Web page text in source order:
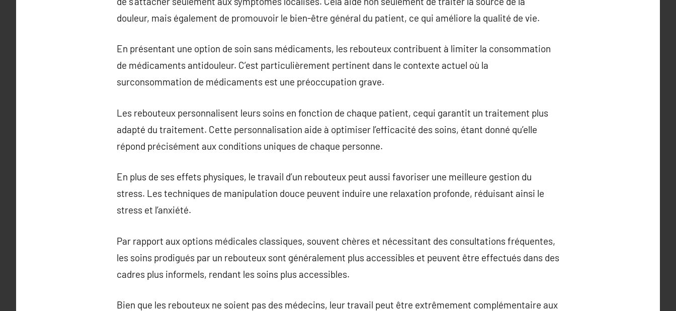
douleur, mais également de promouvoir le bien-être général du patient, ce qui améliore la qualité de vie.
En présentant une option de soin sans médicaments, les rebouteux contribuent à limiter la consommation
de médicaments antidouleur. C’est particulièrement pertinent dans le contexte actuel où la
surconsommation de médicaments est une préoccupation grave.
Les rebouteux personnalisent leurs soins en fonction de chaque patient, cequi garantit un traitement plus
adapté du traitement. Cette personnalisation aide à optimiser l’efficacité des soins, étant donné qu’elle
répond précisément aux conditions uniques de chaque personne.
En plus de ses effets physiques, le travail d’un rebouteux peut aussi favoriser une meilleure gestion du
stress. Les techniques de manipulation douce peuvent induire une relaxation profonde, réduisant ainsi le
stress et l’anxiété.
Par rapport aux options médicales classiques, souvent chères et nécessitant des consultations fréquentes,
les soins prodigués par un rebouteux sont généralement plus accessibles et peuvent être effectués dans des
cadres plus informels, rendant les soins plus accessibles.
Bien que les rebouteux ne soient pas des médecins, leur travail peut être extrêmement complémentaire aux